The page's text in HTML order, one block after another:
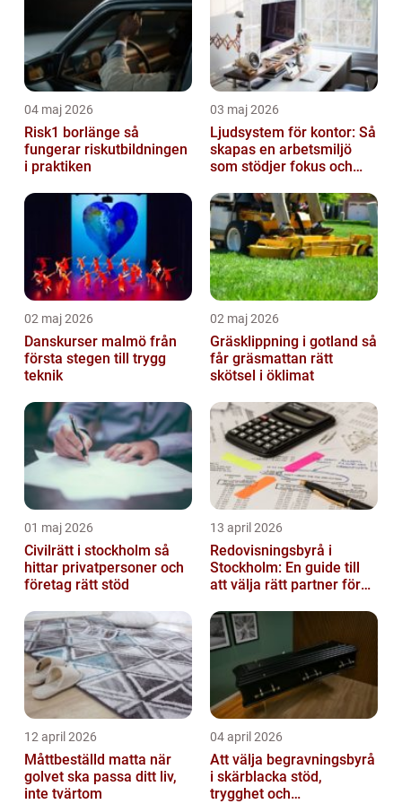
04 maj 2026
Risk1 borlänge så
fungerar riskutbildningen
i praktiken
03 maj 2026
Ljudsystem för kontor: Så
skapas en arbetsmiljö
som stödjer fokus och
02 maj 2026
Danskurser malmö från
första stegen till trygg
teknik
02 maj 2026
Gräsklippning i gotland så
får gräsmattan rätt
skötsel i öklimat
01 maj 2026
Civilrätt i stockholm så
hittar privatpersoner och
företag rätt stöd
13 april 2026
Redovisningsbyrå i
Stockholm: En guide till
att välja rätt partner för
12 april 2026
Måttbeställd matta när
golvet ska passa ditt liv,
inte tvärtom
04 april 2026
Att välja begravningsbyrå
i skärblacka stöd,
trygghet och